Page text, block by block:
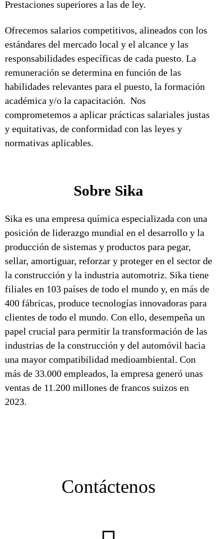
Prestaciones superiores a las de ley.
Ofrecemos salarios competitivos, alineados con los
estándares del mercado local y el alcance y las
responsabilidades específicas de cada puesto. La
remuneración se determina en función de las
habilidades relevantes para el puesto, la formación
académica y/o la capacitación. Nos
comprometemos a aplicar prácticas salariales justas
y equitativas, de conformidad con las leyes y
normativas aplicables.
Sobre Sika
Sika es una empresa química especializada con una
posición de liderazgo mundial en el desarrollo y la
producción de sistemas y productos para pegar,
sellar, amortiguar, reforzar y proteger en el sector de
la construcción y la industria automotriz. Sika tiene
filiales en 103 países de todo el mundo y, en más de
400 fábricas, produce tecnologías innovadoras para
clientes de todo el mundo. Con ello, desempeña un
papel crucial para permitir la transformación de las
industrias de la construcción y del automóvil hacia
una mayor compatibilidad medioambiental. Con
más de 33.000 empleados, la empresa generó unas
ventas de 11.200 millones de francos suizos en
2023.
Contáctenos